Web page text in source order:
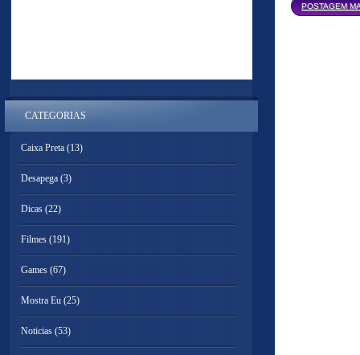
POSTAGEM
CATEGORIAS
Caixa Preta (13)
Desapega (3)
Dicas (22)
Filmes (191)
Games (67)
Mostra Eu (25)
Noticias (53)